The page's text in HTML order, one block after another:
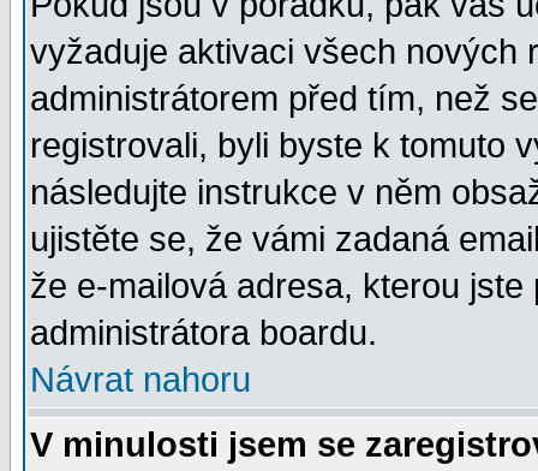
vyžaduje aktivaci všech nových
administrátorem před tím, než
registrovali, byli byste k tomuto
následujte instrukce v něm
ujistěte se, že vámi zadaná
že e-mailová adresa, kterou
administrátora boardu.
Návrat nahoru
V minulosti jsem se